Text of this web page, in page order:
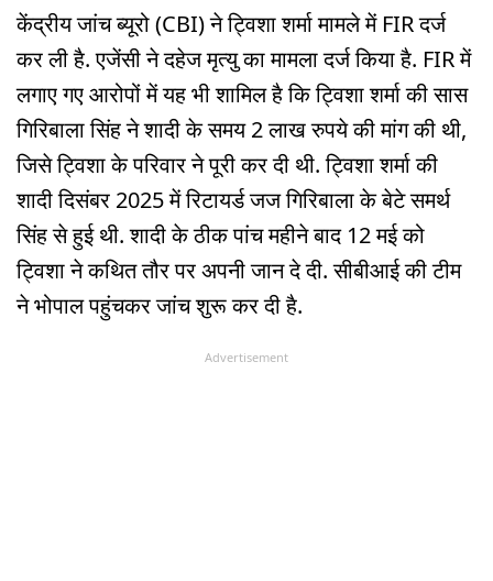
केंद्रीय जांच ब्यूरो (CBI) ने ट्विशा शर्मा मामले में FIR दर्ज
कर ली है. एजेंसी ने दहेज मृत्यु का मामला दर्ज किया है. FIR में
लगाए गए आरोपों में यह भी शामिल है कि ट्विशा शर्मा की सास
गिरिबाला सिंह ने शादी के समय 2 लाख रुपये की मांग की थी,
जिसे ट्विशा के परिवार ने पूरी कर दी थी. ट्विशा शर्मा की
शादी दिसंबर 2025 में रिटायर्ड जज गिरिबाला के बेटे समर्थ
सिंह से हुई थी. शादी के ठीक पांच महीने बाद 12 मई को
ट्विशा ने कथित तौर पर अपनी जान दे दी. सीबीआई की टीम
ने भोपाल पहुंचकर जांच शुरू कर दी है.
Advertisement